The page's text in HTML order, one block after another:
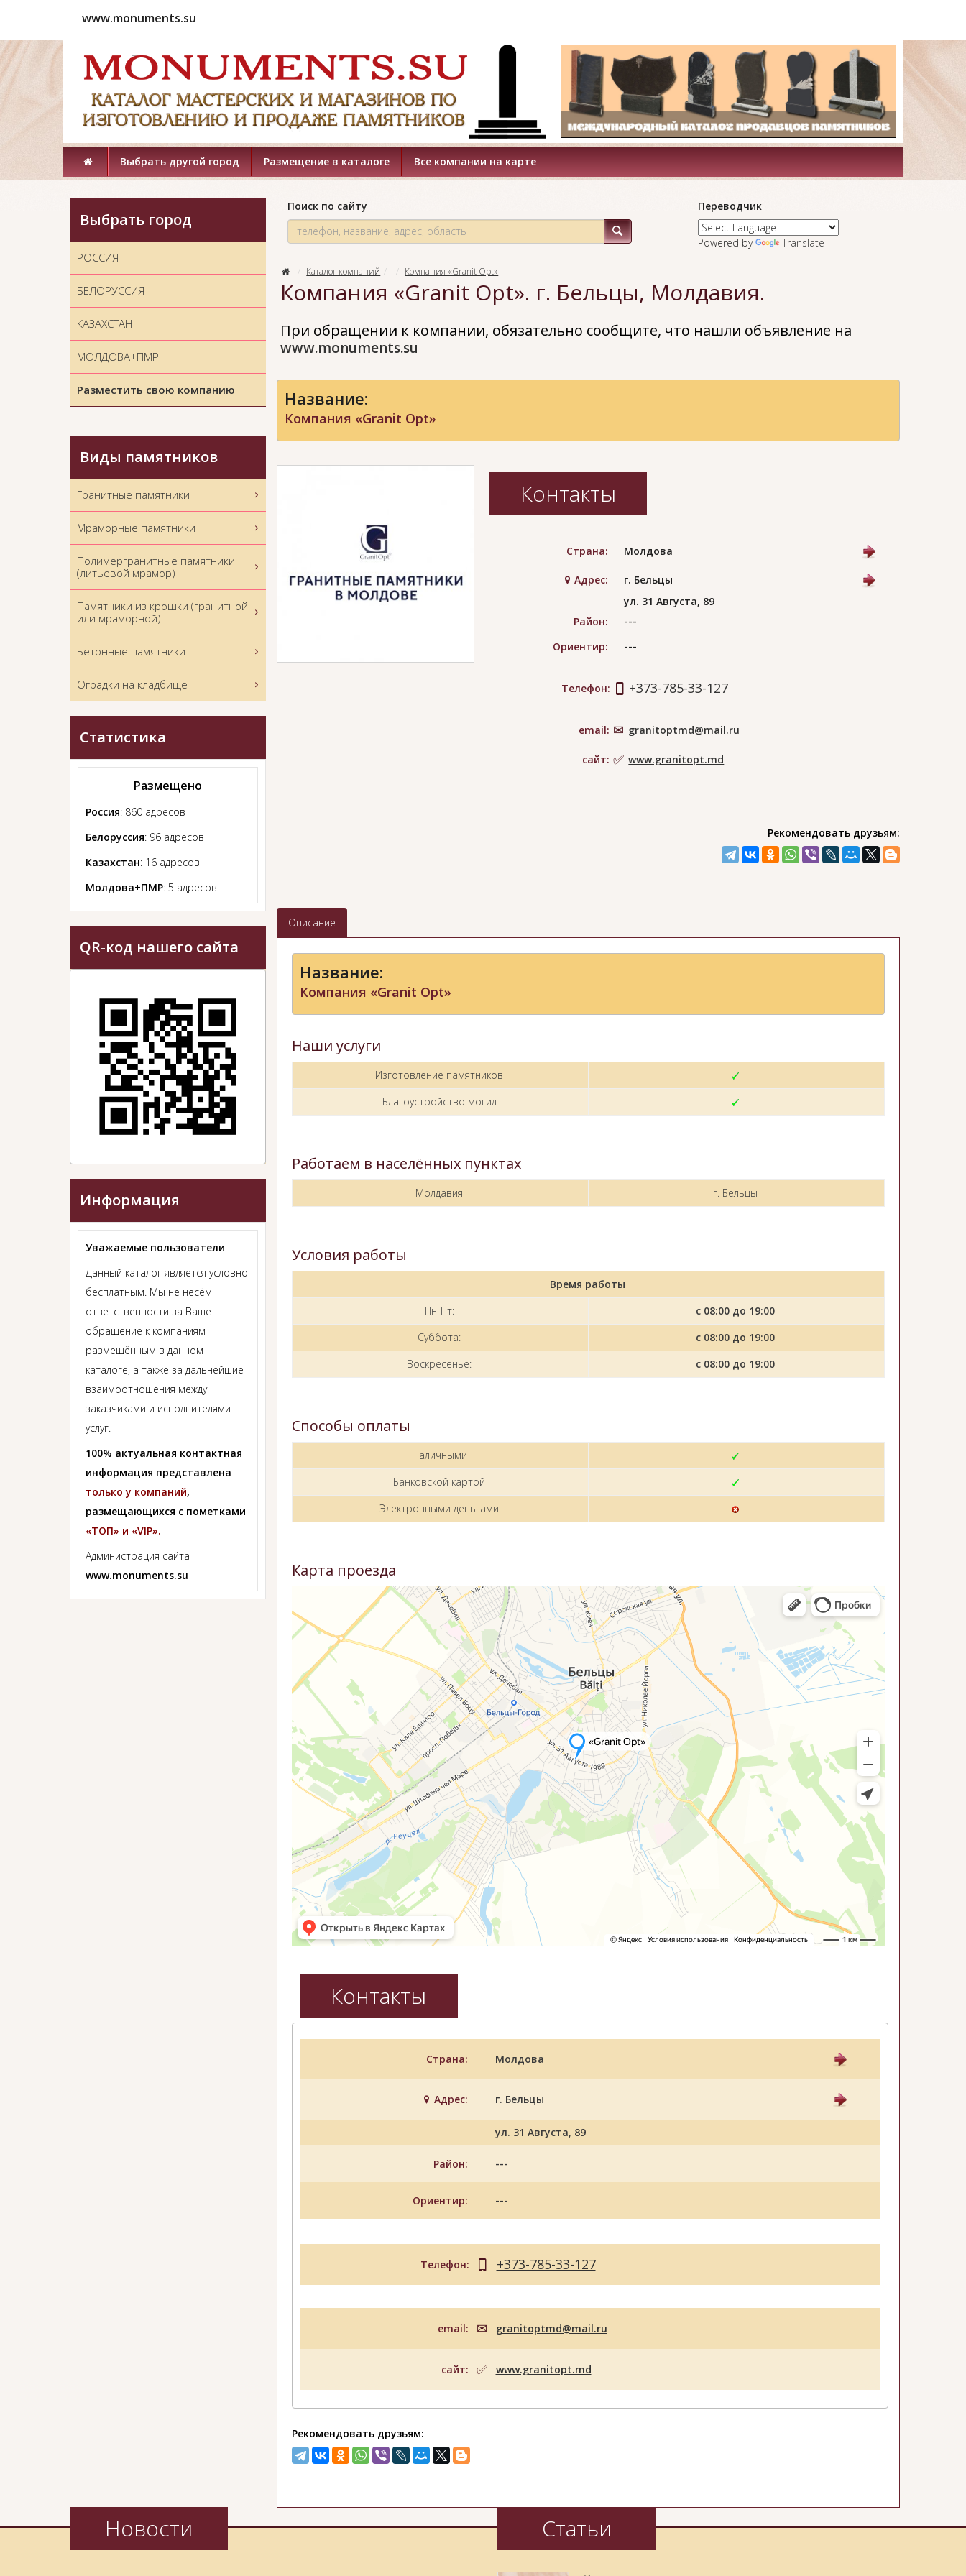
www.monuments.su
Выбрать другой город Размещение в каталоге Все компании на карте
Поиск по сайту Переводчик
Powered by Translate
Каталог компаний Компания «Granit Opt»
Компания «Granit Opt». г. Бельцы, Молдавия.
При обращении к компании, обязательно сообщите, что нашли объявление на
www.monuments.su
Название:
Компания «Granit Opt»
Контакты
Страна: Молдова
Адрес:
г. Бельцы
ул. 31 Августа, 89
Район:
---
Ориентир:
---
Телефон: +373-785-33-127
email: granitoptmd@mail.ru
сайт: www.granitopt.md
Рекомендовать друзьям:
Описание
Название:
Компания «Granit Opt»
Наши услуги
Изготовление памятников
Благоустройство могил
Работаем в населённых пунктах
Молдавия г. Бельцы
Условия работы
Время работы
Пн-Пт:
с 08:00 до 19:00
Суббота:
с 08:00 до 19:00
Воскресенье:
с 08:00 до 19:00
Способы оплаты
Наличными
Банковской картой
Электронными деньгами
Карта проезда
Контакты
Страна: Молдова
Адрес: г. Бельцы
ул. 31 Августа, 89
Район: ---
Ориентир: ---
Телефон: +373-785-33-127
email: granitoptmd@mail.ru
сайт: www.granitopt.md
Рекомендовать друзьям:
Выбрать город
РОССИЯ
БЕЛОРУССИЯ
КАЗАХСТАН
МОЛДОВА+ПМР
Разместить свою компанию
Виды памятников
Гранитные памятники
Мраморные памятники
Полимергранитные памятники
(литьевой мрамор)
Памятники из крошки (гранитной
или мраморной)
Бетонные памятники
Оградки на кладбище
Статистика
Размещено
Россия: 860 адресов
Белоруссия: 96 адресов
Казахстан: 16 адресов
Молдова+ПМР: 5 адресов
QR-код нашего сайта
Информация
Уважаемые пользователи
Данный каталог является условно
бесплатным. Мы не несём
ответственности за Ваше
обращение к компаниям
размещённым в данном
каталоге, а также за дальнейшие
взаимоотношения между
заказчиками и исполнителями
услуг.
100% актуальная контактная
информация представлена
только у компаний,
размещающихся с пометками
«ТОП» и «VIP».
Администрация сайта
www.monuments.su
Новости Статьи